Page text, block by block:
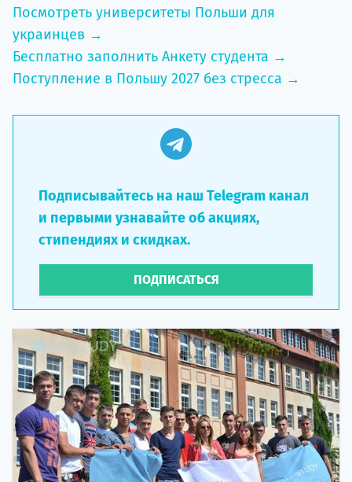
Посмотреть университеты Польши для
украинцев →
Бесплатно заполнить Анкету студента →
Поступление в Польшу 2027 без стресса →
Подписывайтесь на наш Telegram канал
и первыми узнавайте об акциях,
стипендиях и скидках.
ПОДПИСАТЬСЯ